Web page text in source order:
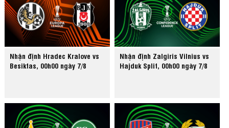
Nhận định Hradec Kralove vs
Besiktas, 00h00 ngày 7/8
Nhận định Zalgiris Vilnius vs
Hajduk Split, 00h00 ngày 7/8